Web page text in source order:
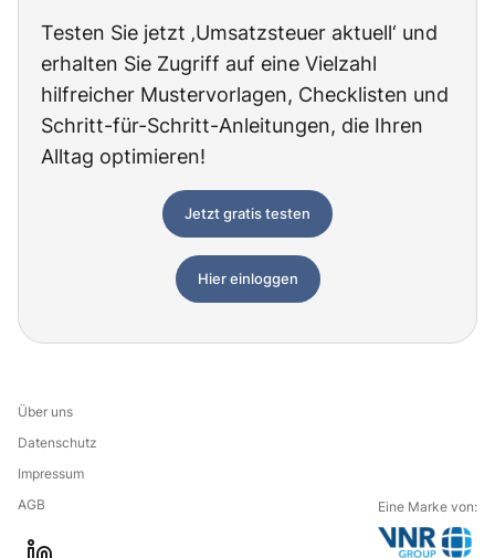
Testen Sie jetzt ‚Umsatzsteuer aktuell‘ und
erhalten Sie Zugriff auf eine Vielzahl
hilfreicher Mustervorlagen, Checklisten und
Schritt-für-Schritt-Anleitungen, die Ihren
Alltag optimieren!
Jetzt gratis testen
Hier einloggen
Über uns
Datenschutz
Impressum
AGB
Eine Marke von: